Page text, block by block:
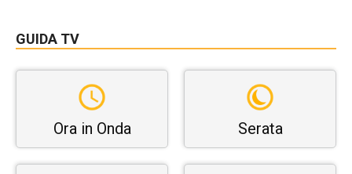
GUIDA TV
Ora in Onda Serata